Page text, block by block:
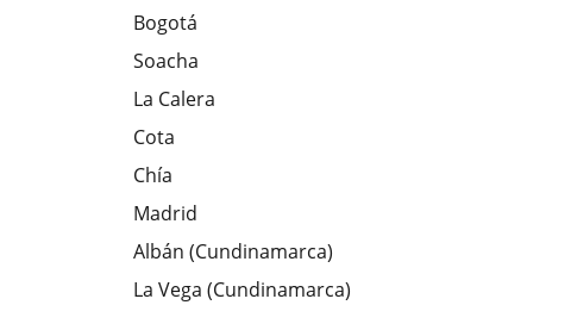
Bogotá
Soacha
La Calera
Cota
Chía
Madrid
Albán (Cundinamarca)
La Vega (Cundinamarca)